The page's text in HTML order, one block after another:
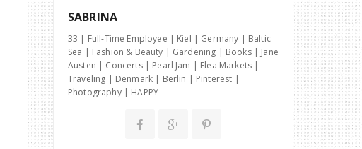
SABRINA
33 | Full-Time Employee | Kiel | Germany | Baltic
Sea | Fashion & Beauty | Gardening | Books | Jane
Austen | Concerts | Pearl Jam | Flea Markets |
Traveling | Denmark | Berlin | Pinterest |
Photography | HAPPY